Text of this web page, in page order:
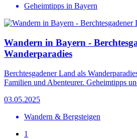
Geheimtipps in Bayern
Wandern in Bayern -
Wanderparadies
Berchtesgadener Land als
Familien und Abenteurer. Geheimtipps
03.05.2025
Wandern & Bergsteigen
1